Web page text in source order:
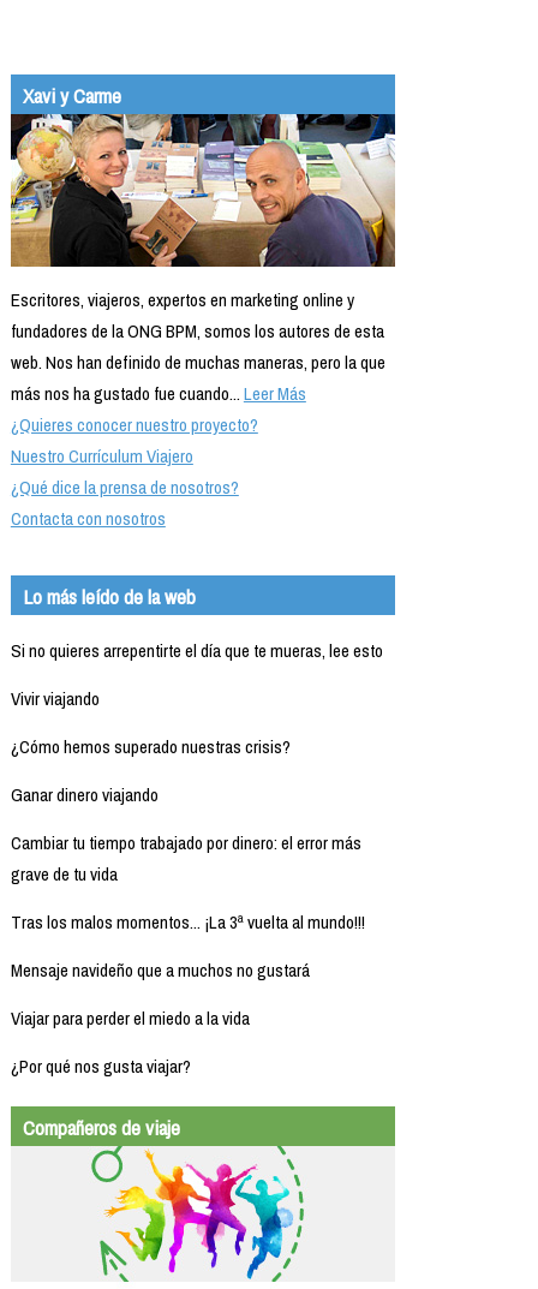
Xavi y Carme
Escritores, viajeros, expertos en marketing online y
fundadores de la ONG BPM, somos los autores de esta
web. Nos han definido de muchas maneras, pero la que
más nos ha gustado fue cuando...Leer Más
¿Quieres conocer nuestro proyecto?
Nuestro Currículum Viajero
¿Qué dice la prensa de nosotros?
Contacta con nosotros
Lo más leído de la web
Si no quieres arrepentirte el día que te mueras, lee esto
Vivir viajando
¿Cómo hemos superado nuestras crisis?
Ganar dinero viajando
Cambiar tu tiempo trabajado por dinero: el error más
grave de tu vida
Tras los malos momentos... ¡La 3ª vuelta al mundo!!!
Mensaje navideño que a muchos no gustará
Viajar para perder el miedo a la vida
¿Por qué nos gusta viajar?
Compañeros de viaje